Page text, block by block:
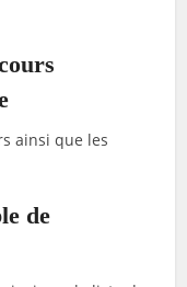
ainsi que les
de